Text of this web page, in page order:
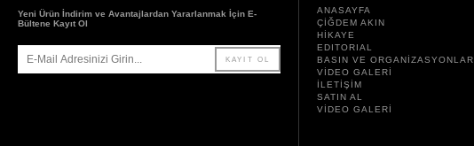
Yeni Ürün İndirim ve Avantajlardan Yararlanmak İçin E-
Bültene Kayıt Ol
ANASAYFA
ÇİĞDEM AKIN
HİKAYE
EDITORIAL
BASIN VE ORGANİZASYONLAR
VİDEO GALERİ
İLETİŞİM
SATIN AL
VİDEO GALERİ